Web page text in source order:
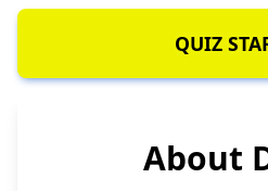
QUIZ
About